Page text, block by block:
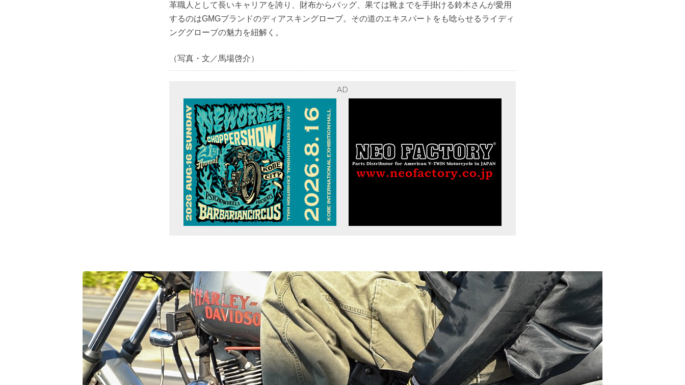
革職人として長いキャリアを誇り、財布からバッグ、果ては靴までを手掛ける鈴木さんが愛用
するのはGMGブランドのディアスキングローブ。その道のエキスパートをも唸らせるライディ
ンググローブの魅力を紐解く。
（写真・文／馬場啓介）
AD